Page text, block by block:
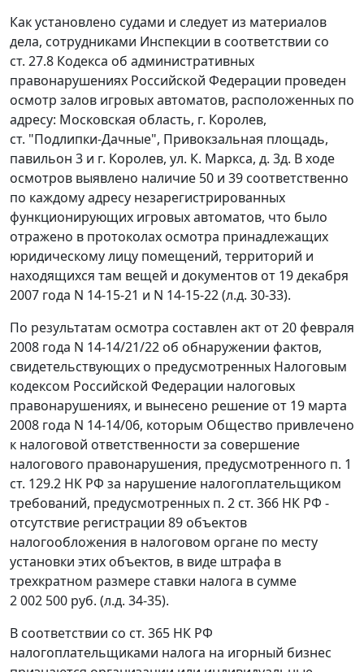
Как установлено судами и следует из материалов
дела, сотрудниками Инспекции в соответствии со
ст. 27.8 Кодекса об административных
правонарушениях Российской Федерации проведен
осмотр залов игровых автоматов, расположенных по
адресу: Московская область, г. Королев,
ст. "Подлипки-Дачные", Привокзальная площадь,
павильон 3 и г. Королев, ул. К. Маркса, д. 3д. В ходе
осмотров выявлено наличие 50 и 39 соответственно
по каждому адресу незарегистрированных
функционирующих игровых автоматов, что было
отражено в протоколах осмотра принадлежащих
юридическому лицу помещений, территорий и
находящихся там вещей и документов от 19 декабря
2007 года N 14-15-21 и N 14-15-22 (л.д. 30-33).
По результатам осмотра составлен акт от 20 февраля
2008 года N 14-14/21/22 об обнаружении фактов,
свидетельствующих о предусмотренных Налоговым
кодексом Российской Федерации налоговых
правонарушениях, и вынесено решение от 19 марта
2008 года N 14-14/06, которым Общество привлечено
к налоговой ответственности за совершение
налогового правонарушения, предусмотренного п. 1
ст. 129.2 НК РФ за нарушение налогоплательщиком
требований, предусмотренных п. 2 ст. 366 НК РФ -
отсутствие регистрации 89 объектов
налогообложения в налоговом органе по месту
установки этих объектов, в виде штрафа в
трехкратном размере ставки налога в сумме
2 002 500 руб. (л.д. 34-35).
В соответствии со ст. 365 НК РФ
налогоплательщиками налога на игорный бизнес